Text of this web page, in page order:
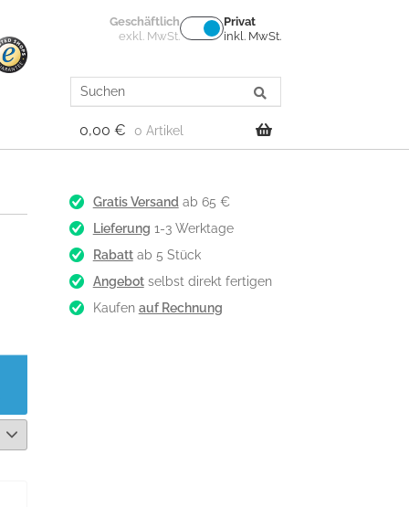
Geschäftlich
exkl. MwSt.
Privat
inkl. MwSt.
Search
for:
0,00 € 0 Artikel
Gratis Versand ab 65 €
Lieferung 1-3 Werktage
Rabattab 5 Stück
Angebotselbst direkt fertigen
Kaufen auf Rechnung